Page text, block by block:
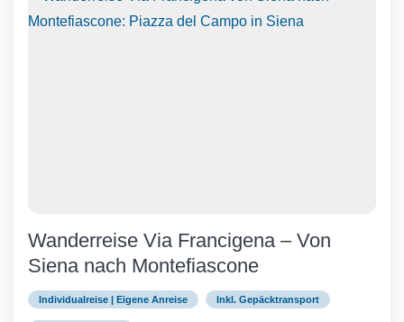
Wanderreise Via Francigena – Von
Siena nach Montefiascone
Individualreise | Eigene Anreise Inkl. Gepäcktransport